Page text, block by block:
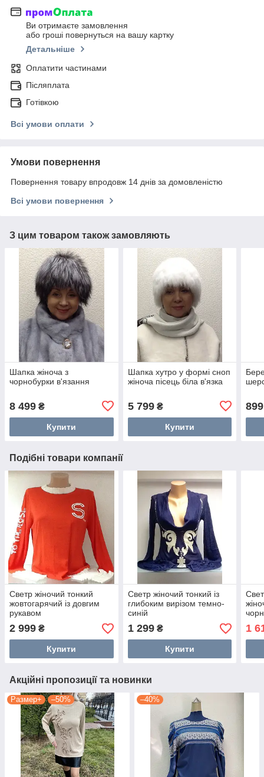
Ви отримаєте замовлення
або гроші повернуться на вашу картку
Детальніше
Оплатити частинами
Післяплата
Готівкою
Всі умови оплати
Умови повернення
Повернення товару впродовж 14 днів за домовленістю
Всі умови повернення
З цим товаром також замовляють
Шапка жіноча з
чорнобурки в'язання
8 499 ₴
Купити
Шапка хутро у формі сноп
жіноча пісець біла в'язка
5 799₴
Купити
899
Подібні товари компанії
Светр жіночий тонкий
жовтогарячий із довгим
рукавом
2 999 ₴
Купити
Светр жіночий тонкий із
глибоким вирізом темно-
синій
1 299₴
Купити
1
Акційні пропозиції та новинки
Размер+ –50% –40%